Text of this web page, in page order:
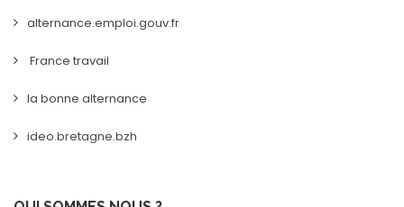
alternance.emploi.gouv.fr
France travail
la bonne alternance
ideo.bretagne.bzh